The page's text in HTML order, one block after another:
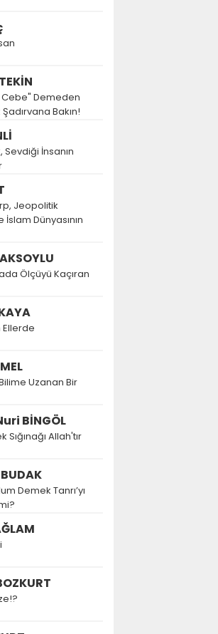
Cebe" Demeden
Bakın!
Sevdiği İnsanın
Jeopolitik
Dünyasının
Ölçüyü Kaçıran
Ellerde
Uzanan Bir
BİNGÖL
Allah'tır
Demek Tanrı’yı